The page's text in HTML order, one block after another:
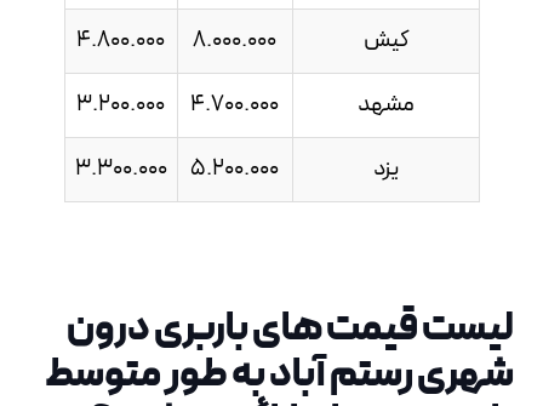
کیش
8.000.000
4.800.000
مشهد
4.700.000
3.200.000
یزد
5.200.000
3.300.000
لیست قیمت های باربری درون
شهری رستم آباد به طور متوسط